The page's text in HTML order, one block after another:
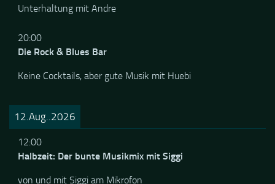
keine Eiswürfel, aber gute Musik; Literatur und gute
20:00
12.Aug..2026
12:00